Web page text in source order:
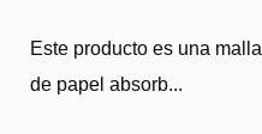
Este producto es una
de papel absorb...